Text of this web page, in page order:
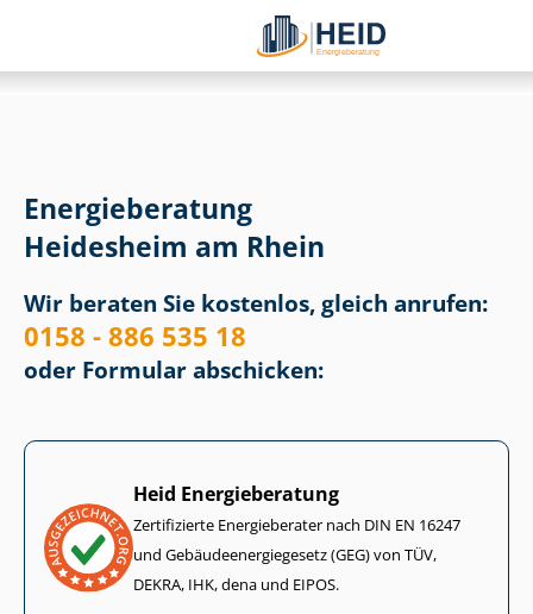
Energieberatung
Heidesheim am Rhein
Wir beraten Sie kostenlos, gleich anrufen:
0158 - 886 535 18
oder Formular abschicken:
Heid Energieberatung
Zertifizierte Energieberater nach DIN EN 16247
und Ge­bäu­de­en­er­gie­ge­setz (GEG) von TÜV,
DEKRA, IHK, dena und EIPOS.